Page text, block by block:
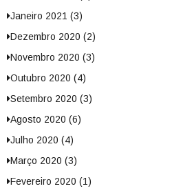
Janeiro 2021 (3)
Dezembro 2020 (2)
Novembro 2020 (3)
Outubro 2020 (4)
Setembro 2020 (3)
Agosto 2020 (6)
Julho 2020 (4)
Março 2020 (3)
Fevereiro 2020 (1)